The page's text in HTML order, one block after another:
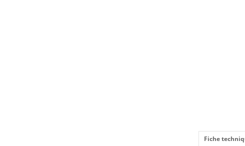
Fiche